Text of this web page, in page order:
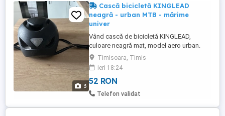
3
Cască bicicletă KINGLEAD
neagră - urban MTB - mărime
univer
Vând cască de bicicletă KINGLEAD,
culoare neagră mat, model aero urban.
Perfectă pentru bicicletă, trotinetă
electrică, role. Ușoară, aerodinamică și
foarte confortabilă la purtare. Detalii:
Brand: KINGLEAD Culoare: Negru mat
Mărime universală cu sistem de reglaj pe
Timisoara, Timis
ieri 18:24
52 RON
Telefon validat